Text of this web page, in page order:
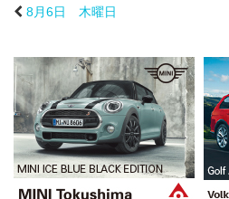
8月6日 木曜日